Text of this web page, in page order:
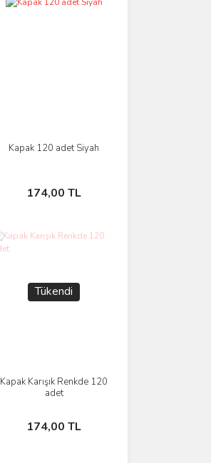
Kapak 120 adet Siyah
174,00 TL
İncele
Sepete Ekle
Tükendi
Kapak Karışık Renkde 120
adet
174,00 TL
İncele
Stokta Yok